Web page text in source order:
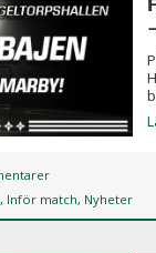
, Inför match, Nyheter